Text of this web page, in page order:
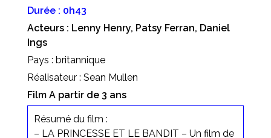
Durée : 0h43
Acteurs : Lenny Henry, Patsy Ferran, Daniel
Ings
Pays : britannique
Réalisateur : Sean Mullen
Film A partir de 3 ans
Résumé du film :
– LA PRINCESSE ET LE BANDIT – Un film de